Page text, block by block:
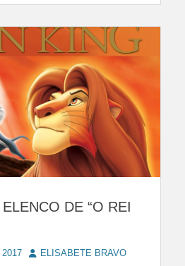
DE “O REI
AuthorELISABETE BRAVO